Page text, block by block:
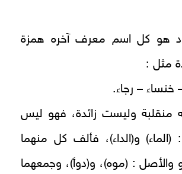
هو كل اسم معرف آخره همزة
مثل :
خنساء – رجاء.
منقلبة وليست زائدة، فهو ليس
و(الداء)، فألف كل منهما
والأصل : (موه)، و(دوأ)، وجمعهما